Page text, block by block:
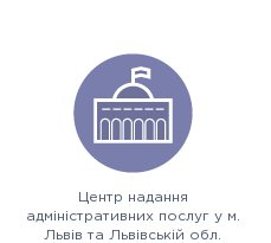
Центр надання
адміністративних послуг у м.
Львів та Львівській обл.